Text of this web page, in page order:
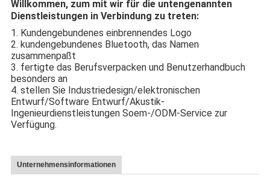
Willkommen, zum mit wir für die untengenannten
Dienstleistungen in Verbindung zu treten:
1. Kundengebundenes einbrennendes Logo
2. kundengebundenes Bluetooth, das Namen
zusammenpaßt
3. fertigte das Berufsverpacken und Benutzerhandbuch
besonders an
4. stellen Sie Industriedesign/elektronischen
Entwurf/Software Entwurf/Akustik-
Ingenieurdienstleistungen Soem-/ODM-Service zur
Verfügung.
Unternehmensinformationen